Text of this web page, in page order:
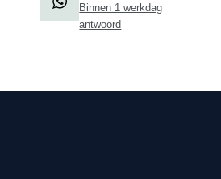
Binnen 1 werkdag
antwoord